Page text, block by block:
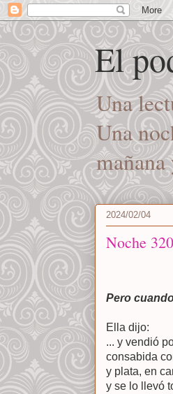
El
Una
Una
2024/02/04
Noche 320
Pero
Ella dijo:
... y vendió
consabida
y plata, en
y se lo llevó